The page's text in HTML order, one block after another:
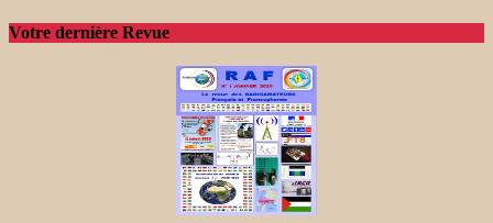
Votre dernière Revue